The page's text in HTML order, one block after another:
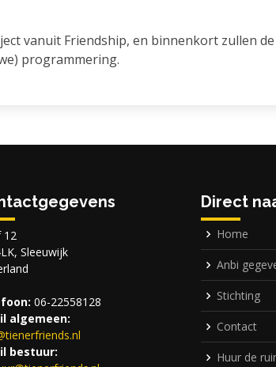
vanuit Friendship, en binnenkort zullen de
programmering.
12
Sleeuwijk
06-22558128
algemeen:
tienerfriends.nl
bestuur:
Direct
Home
Anbi
Stichting
Contact
Huur de